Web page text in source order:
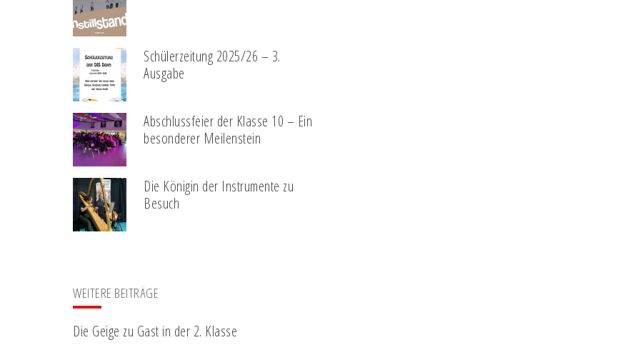
Schülerzeitung 2025/26 – 3.
Ausgabe
Abschlussfeier der Klasse 10 – Ein
besonderer Meilenstein
Die Königin der Instrumente zu
Besuch
WEITERE BEITRÄGE
Die Geige zu Gast in der 2. Klasse